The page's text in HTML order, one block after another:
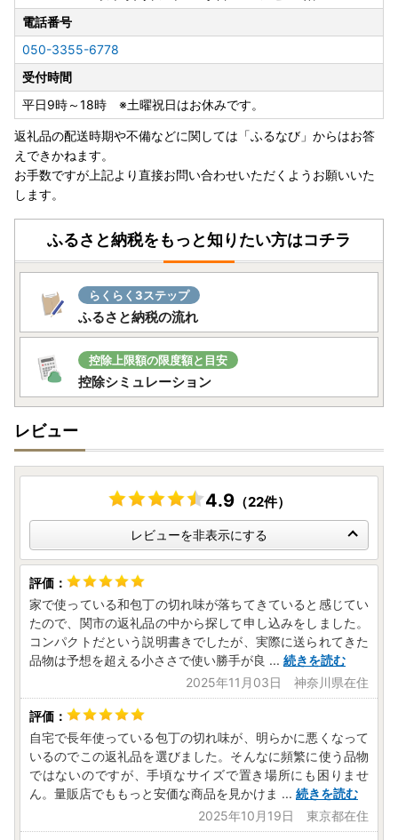
電話番号
050-3355-6778
受付時間
平日9時～18時 ※土曜祝日はお休みです。
返礼品の配送時期や不備などに関しては「ふるなび」からはお答
えできかねます。
お手数ですが上記より直接お問い合わせいただくようお願いいた
します。
ふるさと納税をもっと知りたい方はコチラ
らくらく3ステップ
ふるさと納税の流れ
控除上限額の限度額と目安
控除シミュレーション
レビュー
4.9（22件）
レビューを非表示にする
家で使っている和包丁の切れ味が落ちてきていると感じてい
たので、関市の返礼品の中から探して申し込みをしました。
コンパクトだという説明書きでしたが、実際に送られてきた
品物は予想を超える小ささで使い勝手が良 ... 続きを読む
2025年11月03日 神奈川県在住
自宅で長年使っている包丁の切れ味が、明らかに悪くなって
いるのでこの返礼品を選びました。そんなに頻繁に使う品物
ではないのですが、手頃なサイズで置き場所にも困りませ
ん。量販店でももっと安価な商品を見かけま ... 続きを読む
2025年10月19日 東京都在住